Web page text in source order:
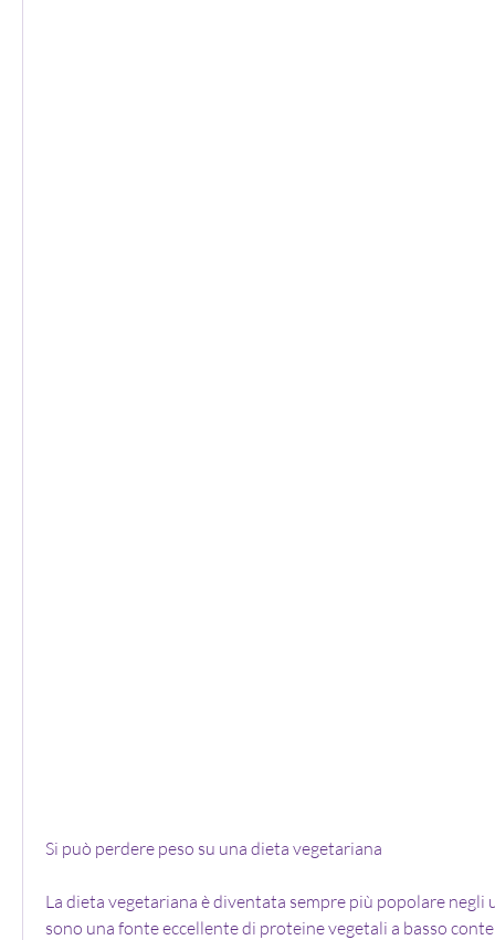
Si può perdere peso su una dieta vegetariana
La dieta vegetariana è diventata sempre più popolare negli
sono una fonte eccellente di proteine vegetali a basso